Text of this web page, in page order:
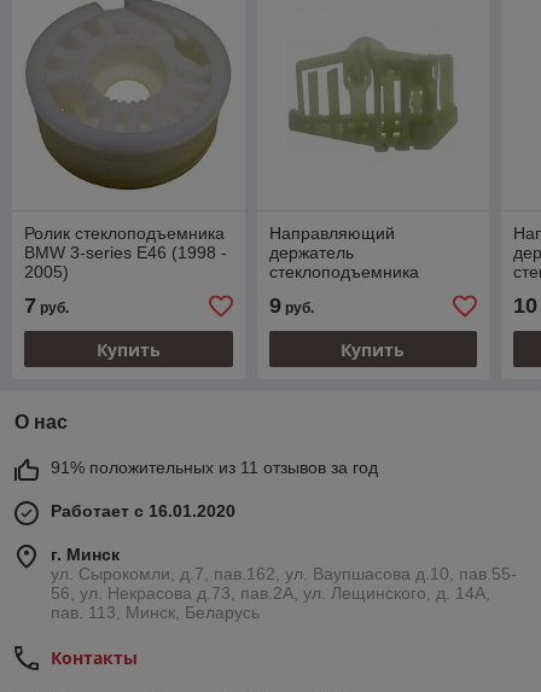
Ролик стеклоподъемника
BMW 3-series E46 (1998 -
2005)
7 руб.
Купить
Направляющий
держатель
стеклоподъемника
BMW 3-series E90 (2005-
2012)
9руб.
Купить
10
О нас
91% положительных из 11 отзывов за год
Работает с 16.01.2020
г. Минск
ул. Сырокомли, д.7, пав.162, ул. Ваупшасова д.10, пав.55-
56, ул. Некрасова д.73, пав.2А, ул. Лещинского, д. 14А,
пав. 113, Минск, Беларусь
Контакты